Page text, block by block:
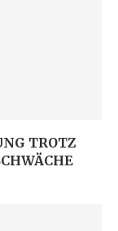
TROTZ